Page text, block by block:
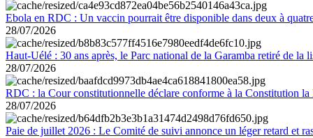
Ebola en RDC : Un vaccin pourrait être disponible dans deux à
28/07/2026
Haut-Uélé : 30 ans après, le Parc national de la Garamba retiré de la
28/07/2026
RDC : la Cour constitutionnelle déclare conforme à la Constitution la
28/07/2026
Paie de juillet 2026 : Le Comité de suivi annonce un léger retard et